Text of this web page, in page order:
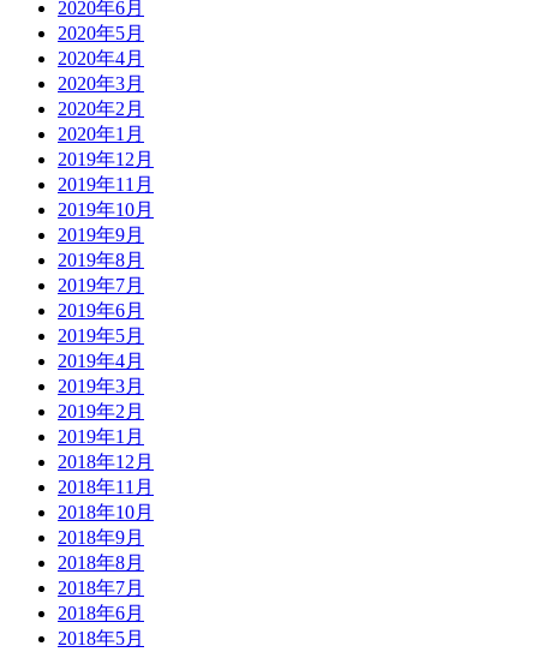
2020年6月
2020年5月
2020年4月
2020年3月
2020年2月
2020年1月
2019年12月
2019年11月
2019年10月
2019年9月
2019年8月
2019年7月
2019年6月
2019年5月
2019年4月
2019年3月
2019年2月
2019年1月
2018年12月
2018年11月
2018年10月
2018年9月
2018年8月
2018年7月
2018年6月
2018年5月